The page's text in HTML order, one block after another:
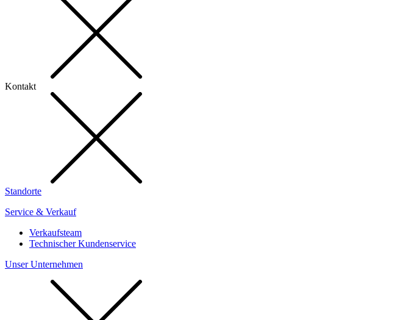
Kontakt
Standorte
Service & Verkauf
Verkaufsteam
Technischer Kundenservice
Unser Unternehmen